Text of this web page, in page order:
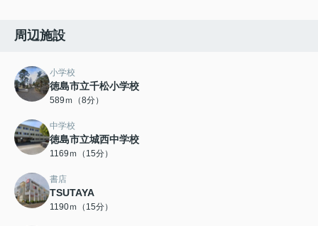
周辺施設
小学校
徳島市立千松小学校
589ｍ（8分）
中学校
徳島市立城西中学校
1169ｍ（15分）
書店
TSUTAYA
1190ｍ（15分）